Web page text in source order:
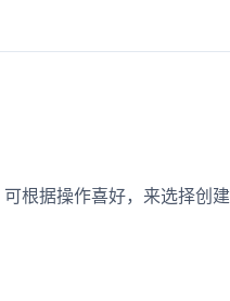
根据操作喜好，来选择创建